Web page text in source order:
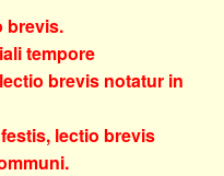
brevis.
tempore
brevis notatur in
lectio brevis